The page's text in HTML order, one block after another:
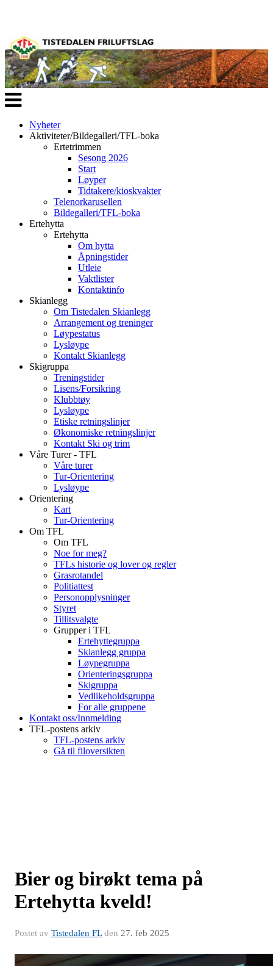
Veksle
navigasjon
Nyheter
Aktiviteter/Bildegalleri/TFL-boka
Ertetrimmen
Sesong 2026
Start
Løyper
Tidtakere/kioskvakter
Telenorkarusellen
Bildegalleri/TFL-boka
Ertehytta
Ertehytta
Om hytta
Åpningstider
Utleie
Vaktlister
Kontaktinfo
Skianlegg
Om Tistedalen Skianlegg
Arrangement og treninger
Løypestatus
Lysløype
Kontakt Skianlegg
Skigruppa
Treningstider
Lisens/Forsikring
Klubbtøy
Lysløype
Etiske retningslinjer
Økonomiske retningslinjer
Kontakt Ski og trim
Våre Turer - TFL
Våre turer
Tur-Orientering
Lysløype
Orientering
Kart
Tur-Orientering
Om TFL
Om TFL
Noe for meg?
TFLs historie og lover og regler
Grasrotandel
Politiattest
Personopplysninger
Styret
Tillitsvalgte
Grupper i TFL
Ertehyttegruppa
Skianlegg gruppa
Løypegruppa
Orienteringsgruppa
Skigruppa
Vedlikeholdsgruppa
For alle gruppene
Kontakt oss/Innmelding
TFL-postens arkiv
TFL-postens arkiv
Gå til filoversikten
Bier og birøkt tema på
Ertehytta kveld!
Postet av Tistedalen FLden 27. feb 2025